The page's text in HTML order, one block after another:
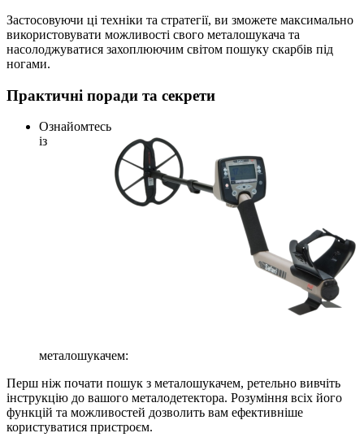
Застосовуючи ці техніки та стратегії, ви зможете максимально
використовувати можливості свого металошукача та
насолоджуватися захоплюючим світом пошуку скарбів під
ногами.
Практичні поради та секрети
Ознайомтесь
із
металошукачем:
Перш ніж почати пошук з металошукачем, ретельно вивчіть
інструкцію до вашого металодетектора. Розуміння всіх його
функцій та можливостей дозволить вам ефективніше
користуватися пристроєм.